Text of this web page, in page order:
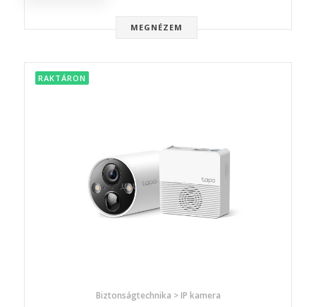
MEGNÉZEM
RAKTÁRON
Biztonságtechnika > IP kamera